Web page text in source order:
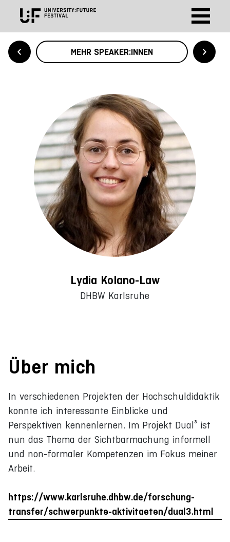
MEHR SPEAKER:INNEN
Lydia Kolano-Law
DHBW Karlsruhe
Über mich
In verschiedenen Projekten der Hochschuldidaktik
konnte ich interessante Einblicke und
Perspektiven kennenlernen. Im Projekt Dual³ ist
nun das Thema der Sichtbarmachung informell
und non-formaler Kompetenzen im Fokus meiner
Arbeit.
https://www.karlsruhe.dhbw.de/forschung-
transfer/schwerpunkte-aktivitaeten/dual3.html